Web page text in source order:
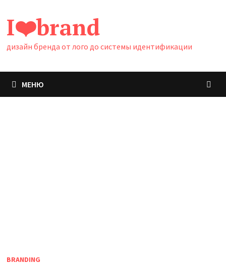
содержимому
I❤️brand
дизайн бренда от лого до системы идентификации
МЕНЮ
BRANDING